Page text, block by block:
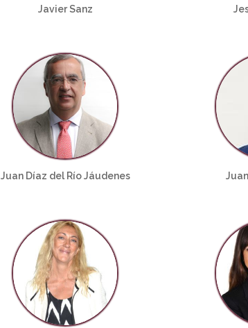
Javier Sanz
Juan Díaz del Río Jáudenes